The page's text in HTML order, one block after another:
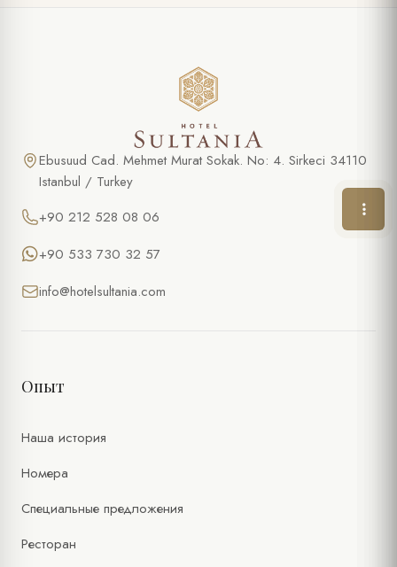
Индивидуальный трансфер из
ПОЛНОЕ ИМЯ *
ТЕЛЕФОН
ОСОБЫЕ ПОЖЕЛАНИЯ / ПРИМЕЧАНИЯ
Ebusuud Cad. Mehmet Murat Sokak. No: 4. Sirkeci 34110
Istanbul / Turkey
+90 212 528 08 06
+90 533 730 32 57
info@hotelsultania.com
Опыт
Наша история
Номера
Специальные предложения
Ресторан